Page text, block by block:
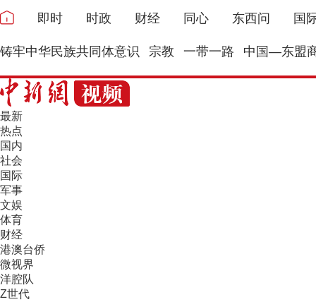
即时 时政 财经 同心 东西问 国
铸牢中华民族共同体意识 宗教 一带一路 中国—东盟
最新
热点
国内
社会
国际
军事
文娱
体育
财经
港澳台侨
微视界
洋腔队
Z世代